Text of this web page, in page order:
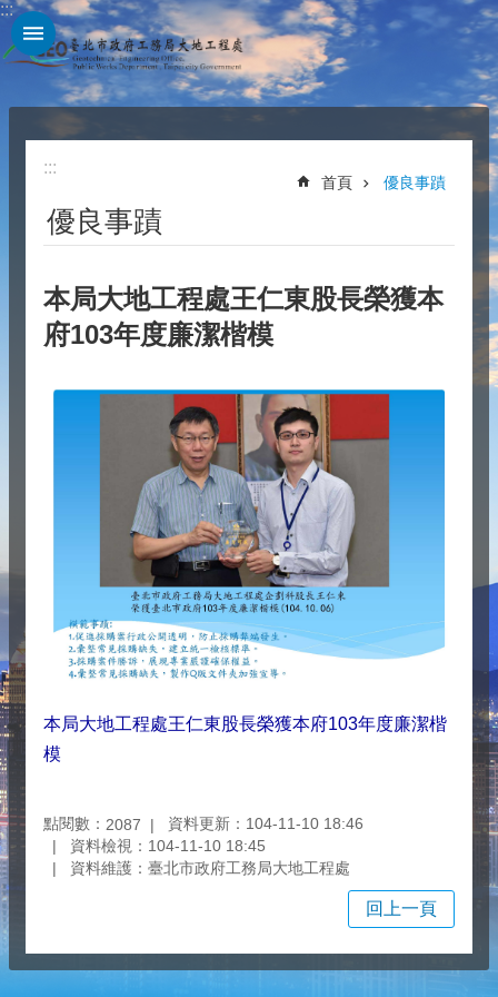
跳到主要內容區塊
:::
:::
首頁 優良事蹟
優良事蹟
本局大地工程處王仁東股長榮獲本
府103年度廉潔楷模
本局大地工程處王仁東股長榮獲本府103年度廉潔楷
模
點閱數： 2087
資料更新：104-11-10 18:46
資料檢視：104-11-10 18:45
資料維護：臺北市政府工務局大地工程處
回上一頁